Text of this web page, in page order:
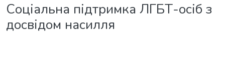
Соціальна підтримка ЛГБТ-осіб з
досвідом насилля